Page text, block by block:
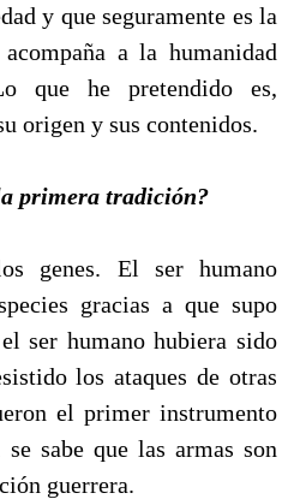
y que seguramente es la
a la humanidad
que he pretendido es,
origen y sus contenidos.
primera tradición?
genes. El ser humano
gracias a que supo
ser humano hubiera sido
los ataques de otras
el primer instrumento
sabe que las armas son
guerrera.